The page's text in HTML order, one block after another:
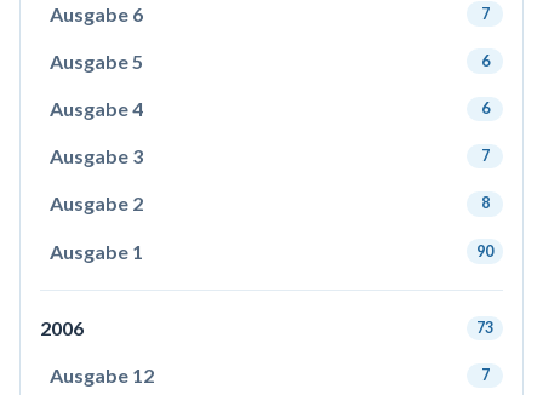
Ausgabe 6 7
Ausgabe 5 6
Ausgabe 4 6
Ausgabe 3 7
Ausgabe 2 8
Ausgabe 1 90
2006 73
Ausgabe 12 7